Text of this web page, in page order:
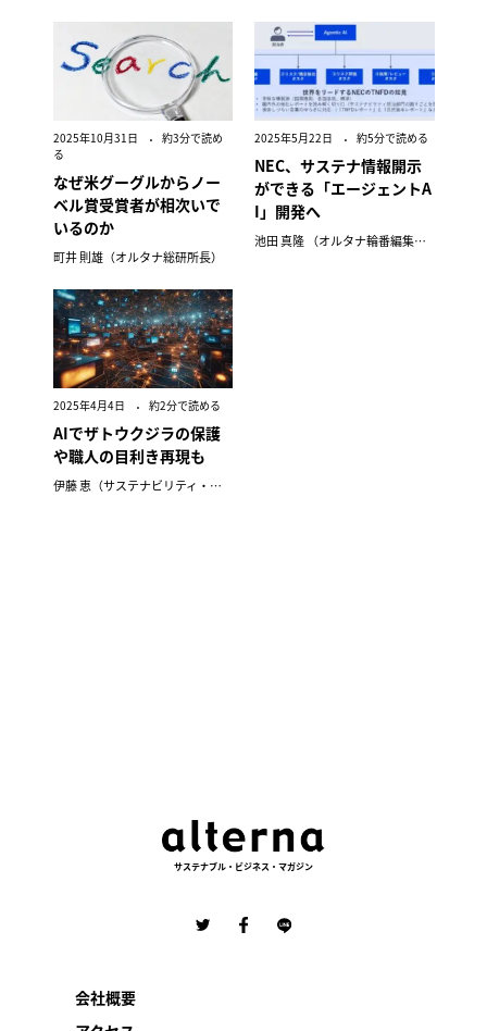
2025年10月31日
約3分で読め
る
なぜ米グーグルからノー
ベル賞受賞者が相次いで
いるのか
町井 則雄（オルタナ総研所長）
2025年5月22日 約5分で読める
NEC、サステナ情報開示
ができる「エージェントA
I」開発へ
池田 真隆 （オルタナ輪番編集長）
2025年4月4日 約2分で読める
AIでザトウクジラの保護
や職人の目利き再現も
伊藤 恵（サステナビリティ・プランナー）
サステナブル・ビジネス・マガジン
会社概要